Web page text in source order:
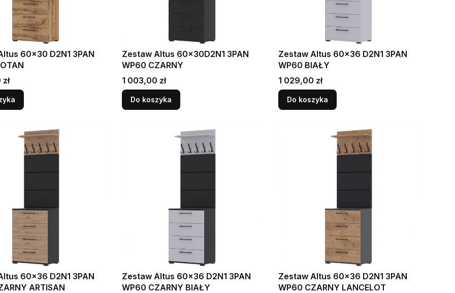
60x30 D2N1 3PAN
Zestaw Altus 60x30D2N1 3PAN
WP60 CZARNY
Cena
1 003,00 zł
Do koszyka
Zestaw Altus 60x36 D2N1 3PAN
WP60 BIAŁY
Cena
1 029,00 zł
Do koszyka
60x36 D2N1 3PAN
ARTISAN
Zestaw Altus 60x36 D2N1 3PAN
WP60 CZARNY BIAŁY
Zestaw Altus 60x36 D2N1 3PAN
WP60 CZARNY LANCELOT